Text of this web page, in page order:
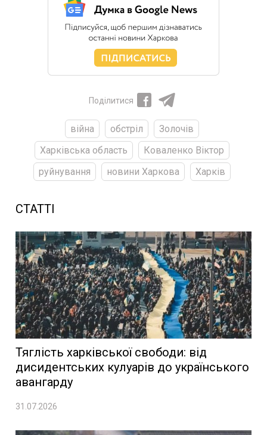
Поділитися
війна обстріл
Золочів
Харківська область
Коваленко Віктор
руйнування
новини Харкова Харків
СТАТТІ
Тяглість харківської свободи: від
дисидентських кулуарів до українського
авангарду
31.07.2026